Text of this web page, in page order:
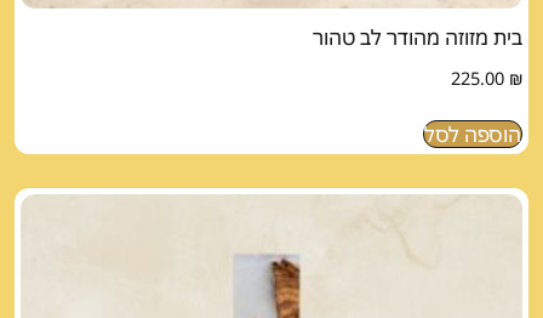
בית מזוזה מהודר לב טהור
225.00 ₪
הוספה לסל